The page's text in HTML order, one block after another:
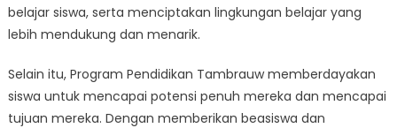
belajar siswa, serta menciptakan lingkungan belajar yang
lebih mendukung dan menarik.
Selain itu, Program Pendidikan Tambrauw memberdayakan
siswa untuk mencapai potensi penuh mereka dan mencapai
tujuan mereka. Dengan memberikan beasiswa dan